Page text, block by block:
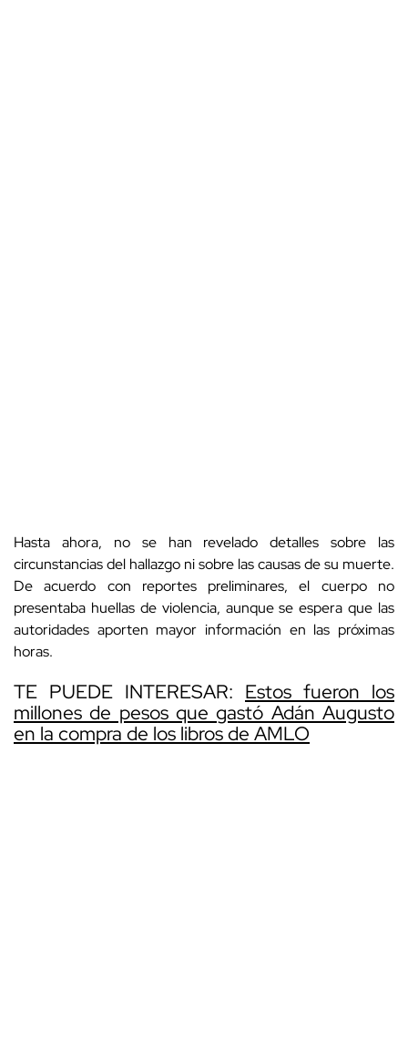
Hasta ahora, no se han revelado detalles sobre las
circunstancias del hallazgo ni sobre las causas de su muerte.
De acuerdo con reportes preliminares, el cuerpo no
presentaba huellas de violencia, aunque se espera que las
autoridades aporten mayor información en las próximas
horas.
TE PUEDE INTERESAR: Estos fueron los
millones de pesos que gastó Adán Augusto
en la compra de los libros de AMLO